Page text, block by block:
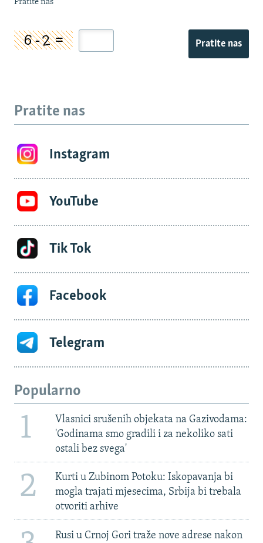
Pratite nas
Pratite nas
Pratite nas
Instagram
YouTube
Tik Tok
Facebook
Telegram
Popularno
1
Vlasnici srušenih objekata na Gazivodama:
'Godinama smo gradili i za nekoliko sati
ostali bez svega'
2
Kurti u Zubinom Potoku: Iskopavanja bi
mogla trajati mjesecima, Srbija bi trebala
otvoriti arhive
Rusi u Crnoj Gori traže nove adrese nakon